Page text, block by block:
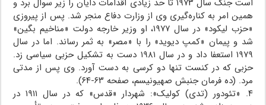
همین امر به کناره‌گیری وی از وزارت دفاع منجر شد. پس از پیروزی
«حزب لیکود» در سال ۱۹۷۷، او وزیر خارجه دولت «مناخیم بگین»
شد و پیمان «کمپ دیوید» را با «مصر» به ثمر رساند. اما در سال
۱۹۷۹ استعفا داد و در سال ۱۹۸۱ دست به تشکیل حزبی سیاسی زد.
حزبی که در کنست تنها دو کرسی به دست آورد. وی پس از مدتی
مرد. (ده فرمان جنبش صهیونیسم، صفحه ۶۳-۶۴).
۴. «تئودور (تدی) کولیک»: شهردار «قدس» که در سال ۱۹۱۱ در